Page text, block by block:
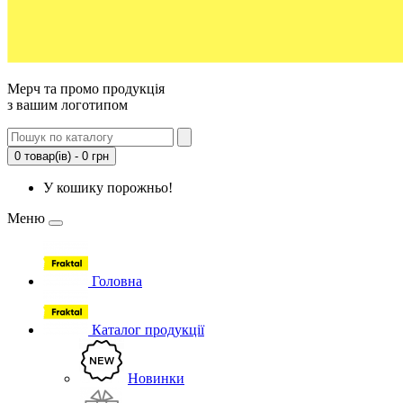
Мерч та промо продукція
з вашим логотипом
0 товар(ів) - 0 грн
У кошику порожньо!
Меню
Головна
Каталог продукції
Новинки